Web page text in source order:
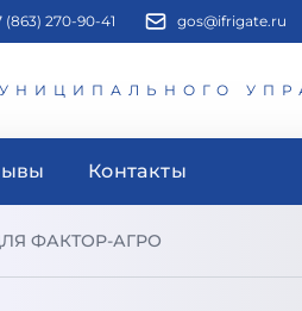
(863) 270-90-41 gos@ifrigate.ru
Контакты
ФАКТОР-АГРО